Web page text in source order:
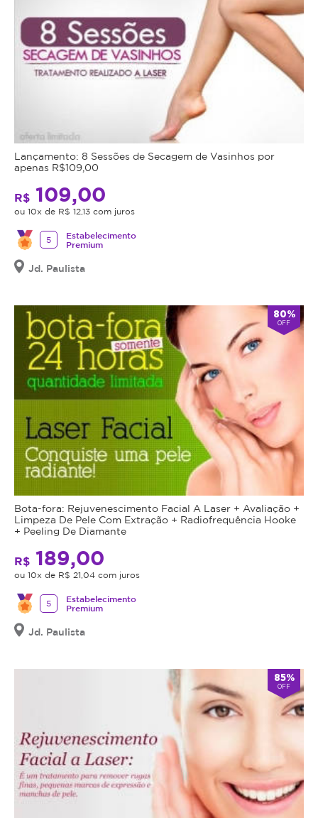
Lançamento: 8 Sessões de Secagem de Vasinhos por
apenas R$109,00
R$ 109,00
ou 10x de R$ 12,13 com juros
5
Estabelecimento
Premium
Jd. Paulista
80%
OFF
Bota-fora: Rejuvenescimento Facial A Laser + Avaliação +
Limpeza De Pele Com Extração + Radiofrequência Hooke
+ Peeling De Diamante
R$ 189,00
ou 10x de R$ 21,04 com juros
5
Estabelecimento
Premium
Jd. Paulista
85%
OFF